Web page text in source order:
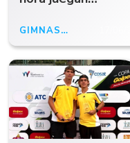
TV y los datos
clave de la final
GIMNASIA Y ESGRIMA